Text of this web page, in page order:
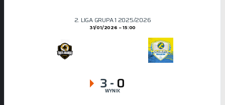
2. LIGA GRUPA 1 2025/2026
31/01/2026 15:00
3- 0
WYNIK